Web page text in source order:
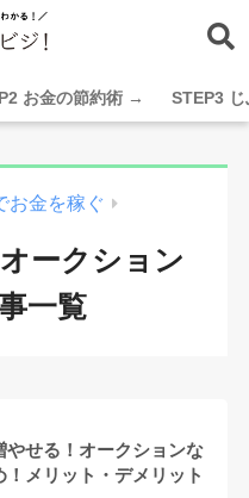
お金の節約術 → STEP3
お金を稼ぐ
ークション
一覧
やせる！オークションな
！メリット・デメリット